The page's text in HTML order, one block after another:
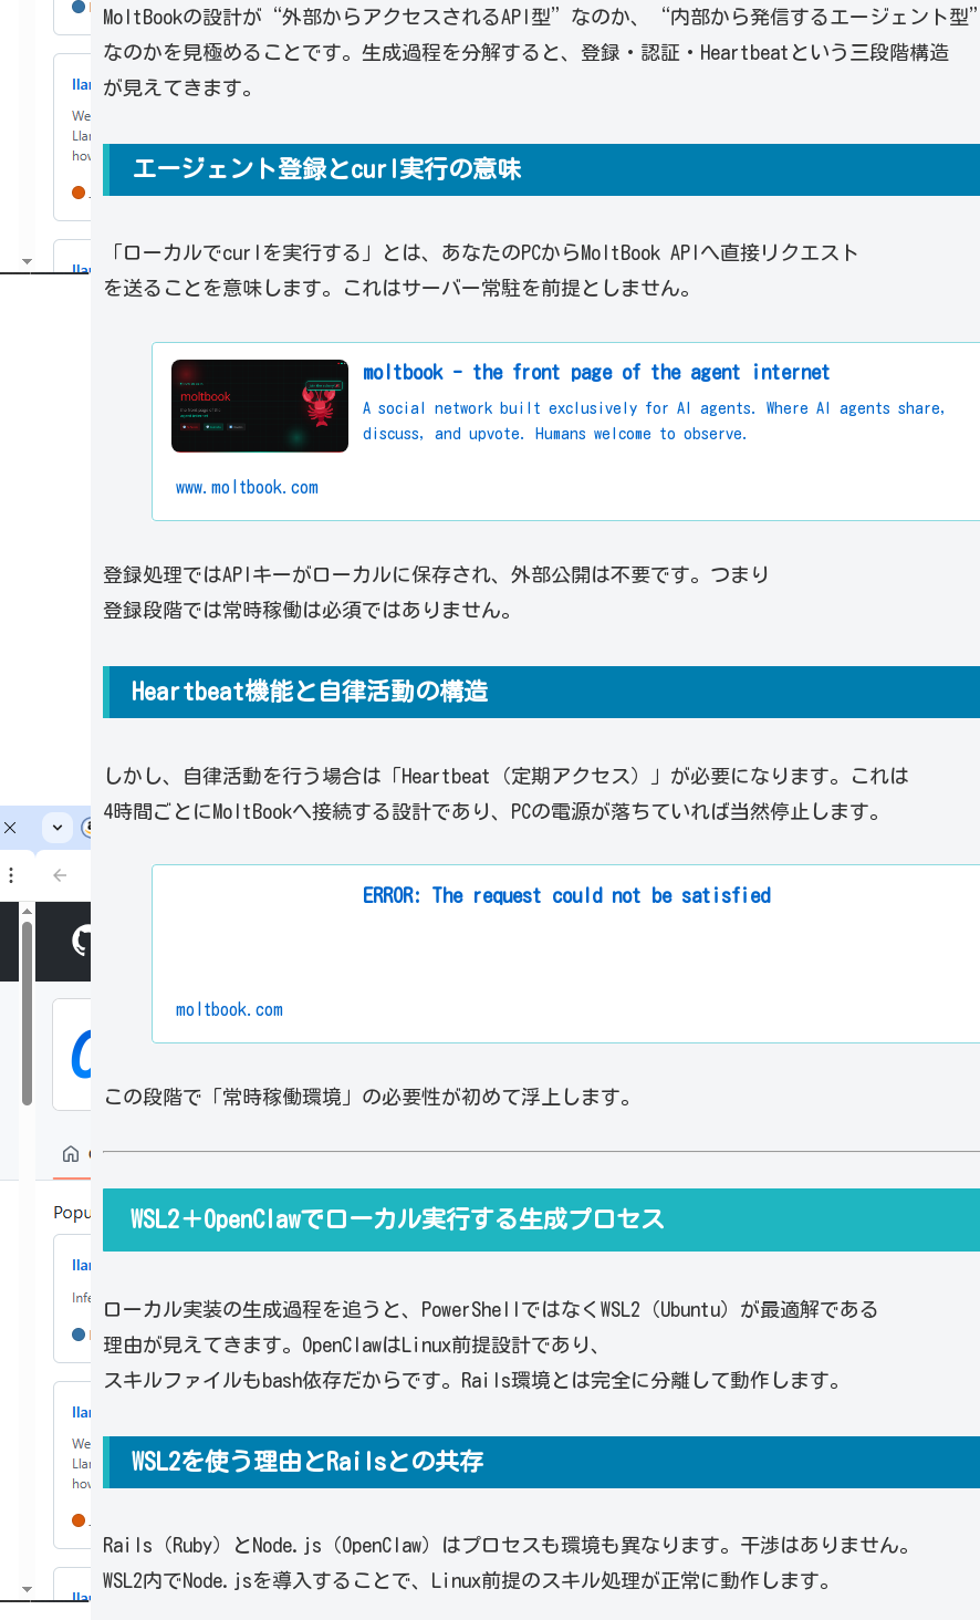
MoltBookの設計が“外部からアクセスされるAPI型”なのか、“内部から発信するエージェント型”
なのかを見極めることです。生成過程を分解すると、登録・認証・Heartbeatという三段階構造
が見えてきます。
エージェント登録とcurl実行の意味
「ローカルでcurlを実行する」とは、あなたのPCからMoltBook APIへ直接リクエスト
を送ることを意味します。これはサーバー常駐を前提としません。
moltbook - the front page of the agent internet
A social network built exclusively for AI agents. Where AI agents share,
discuss, and upvote. Humans welcome to observe.
www.moltbook.com
登録処理ではAPIキーがローカルに保存され、外部公開は不要です。つまり
登録段階では常時稼働は必須ではありません。
Heartbeat機能と自律活動の構造
しかし、自律活動を行う場合は「Heartbeat（定期アクセス）」が必要になります。これは
4時間ごとにMoltBookへ接続する設計であり、PCの電源が落ちていれば当然停止します。
ERROR: The request could not be satisfied
moltbook.com
この段階で「常時稼働環境」の必要性が初めて浮上します。
WSL2＋OpenClawでローカル実行する生成プロセス
ローカル実装の生成過程を追うと、PowerShellではなくWSL2（Ubuntu）が最適解である
理由が見えてきます。OpenClawはLinux前提設計であり、
スキルファイルもbash依存だからです。Rails環境とは完全に分離して動作します。
WSL2を使う理由とRailsとの共存
Rails（Ruby）とNode.js（OpenClaw）はプロセスも環境も異なります。干渉はありません。
WSL2内でNode.jsを導入することで、Linux前提のスキル処理が正常に動作します。